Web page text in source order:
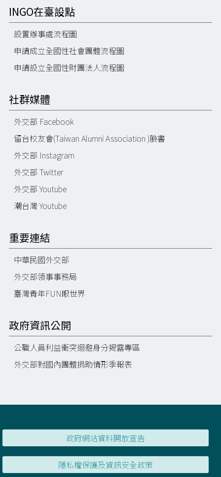
INGO在臺設點
設置辦事處流程圖
申請成立全國性社會團體流程圖
申請設立全國性財團法人流程圖
社群媒體
外交部 Facebook
留台校友會(Taiwan Alumni Association )臉書
外交部 Instagram
外交部 Twitter
外交部 Youtube
潮台灣 Youtube
重要連結
中華民國外交部
外交部領事事務局
臺灣青年FUN眼世界
政府資訊公開
公職人員利益衝突迴避身分揭露專區
外交部對國內團體捐助情形季報表
政府網站資料開放宣告
隱私權保護及資訊安全政策